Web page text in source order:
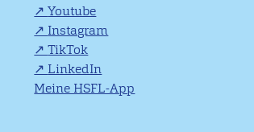
Youtube
Instagram
TikTok
LinkedIn
Meine HSFL-App